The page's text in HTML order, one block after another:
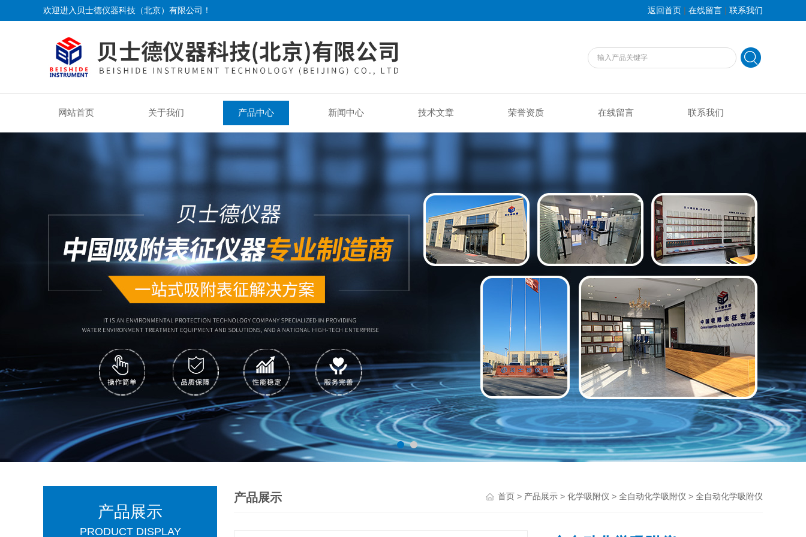
欢迎进入贝士德仪器科技（北京）有限公司！ 返回首页 | 在线留言 | 联系我们
网站首页 关于我们 产品中心 新闻中心 技术文章 荣誉资质 在线留言 联系我们
产品展示
PRODUCT DISPLAY
产品展示 首页 > 产品展示 > 化学吸附仪 > 全自动化学吸附仪 > 全自动化学吸附仪